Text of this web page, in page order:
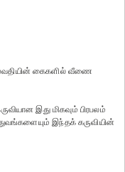
கைகளில் வீணை
இது மிகவும் பிரபலம்
இந்தக் கருவியின்